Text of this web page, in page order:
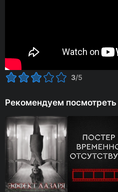
3/5
Рекомендуем посмотреть